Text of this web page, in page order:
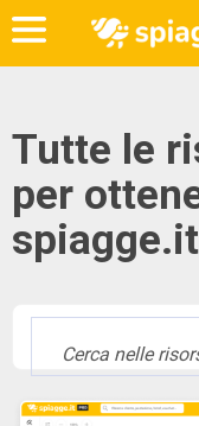
Tutte le
per
spiagge.it